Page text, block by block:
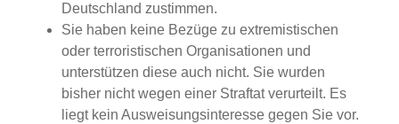
Deutschland zustimmen.
Sie haben keine Bezüge zu extremistischen
oder terroristischen Organisationen und
unterstützen diese auch nicht. Sie wurden
bisher nicht wegen einer Straftat verurteilt. Es
liegt kein Ausweisungsinteresse gegen Sie vor.